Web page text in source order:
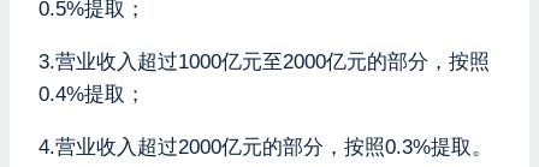
0.5%提取；
3.营业收入超过1000亿元至2000亿元的部分，按照
0.4%提取；
4.营业收入超过2000亿元的部分，按照0.3%提取。